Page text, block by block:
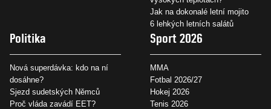
Jak na dokonalé letní mojito
6 lehkých letních salátů
Politika
Nová superdávka: kdo na ní
dosáhne?
Sjezd sudetských Němců
Proč vláda zavádí EET?
Sport 2026
MMA
Fotbal 2026/27
Hokej 2026
Tenis 2026